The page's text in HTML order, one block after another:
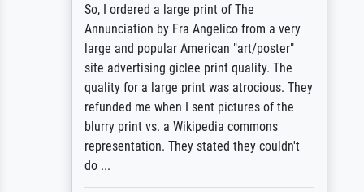
So, I ordered a large print of The
Annunciation by Fra Angelico from a very
large and popular American "art/poster"
site advertising giclee print quality. The
quality for a large print was atrocious. They
refunded me when I sent pictures of the
blurry print vs. a Wikipedia commons
representation. They stated they couldn't
do ...